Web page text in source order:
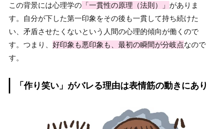
この背景には心理学の 「一貫性の原理（法則）」 がありま
す。自分が下した第一印象をその後も一貫して持ち続けた
い、矛盾させたくないという人間の心理的傾向が働くので
す。つまり、 好印象も悪印象も、最初の瞬間が分岐点なので
す。
「作り笑い」がバレる理由は表情筋の動きにあり